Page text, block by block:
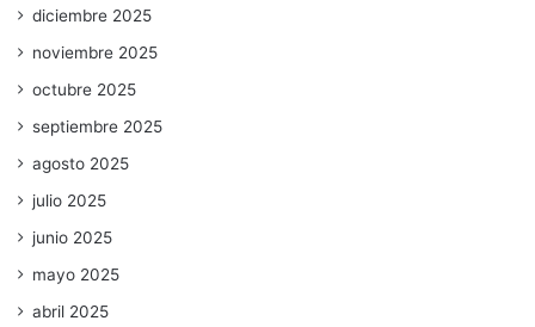
diciembre 2025
noviembre 2025
octubre 2025
septiembre 2025
agosto 2025
julio 2025
junio 2025
mayo 2025
abril 2025